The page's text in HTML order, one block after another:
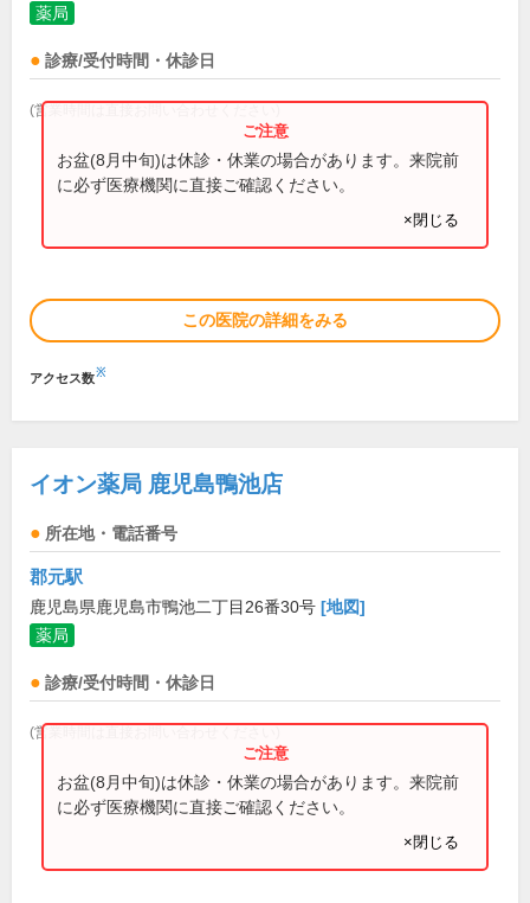
薬局
診療/受付時間・休診日
(営業時間は直接お問い合わせください)
お盆(8月中旬)は休診・休業の場合があります。来院前
に必ず医療機関に直接ご確認ください。
×閉じる
この医院の詳細をみる
アクセス数※
イオン薬局 鹿児島鴨池店
所在地・電話番号
郡元駅
鹿児島県鹿児島市鴨池二丁目26番30号 [地図]
薬局
診療/受付時間・休診日
(営業時間は直接お問い合わせください)
お盆(8月中旬)は休診・休業の場合があります。来院前
に必ず医療機関に直接ご確認ください。
×閉じる